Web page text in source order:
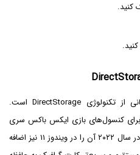
یکی از ویژگی‌های ویندوز 11 پشتیبانی از تکنولوژی DirectStorage است.
برای کنسول‌های بازی ایکس باکس سری
ایکس و سری اس معرفی کرد و بعدها در سال ۲۰۲۲ آن را در ویندوز ۱۱ نیز اضافه